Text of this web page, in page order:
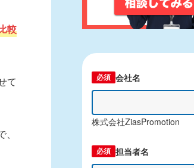
較
て
必須 会社名
株式会社ZiasPromotion
必須 担当者名